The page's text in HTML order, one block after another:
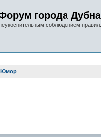
города Дубна
соблюдением правил.
Юмор